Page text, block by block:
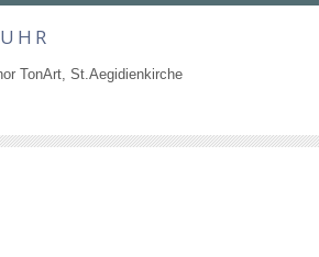
TonArt, St.Aegidienkirche